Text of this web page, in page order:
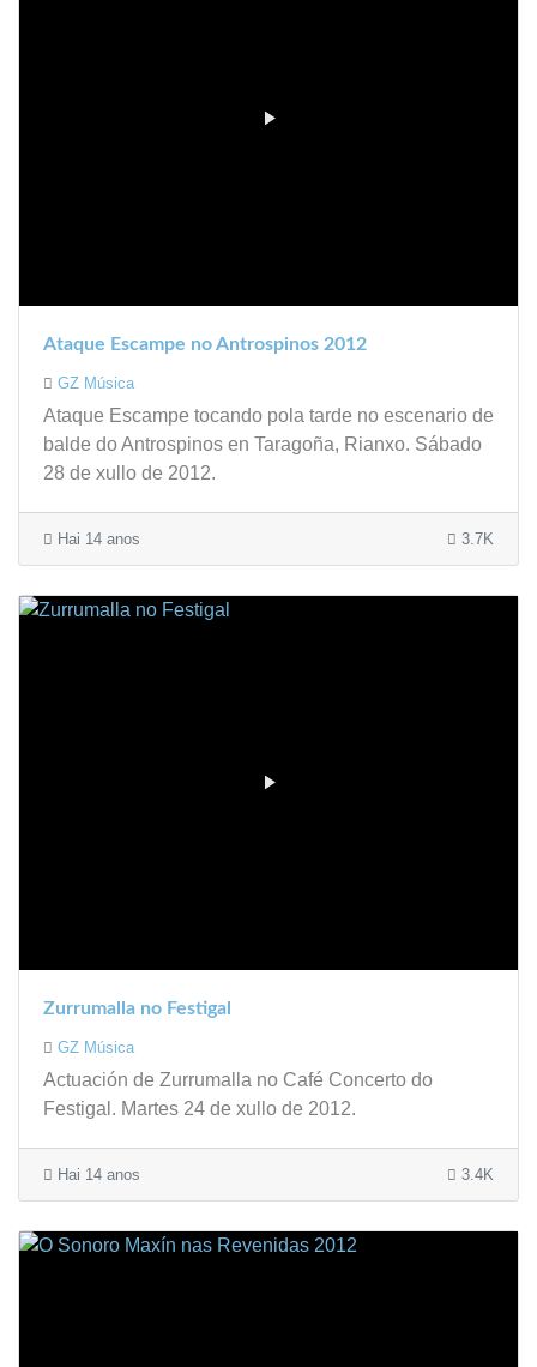
Ataque Escampe no Antrospinos 2012
GZ Música
Ataque Escampe tocando pola tarde no escenario de
balde do Antrospinos en Taragoña, Rianxo. Sábado
28 de xullo de 2012.
Hai 14 anos 3.7K
Zurrumalla no Festigal
GZ Música
Actuación de Zurrumalla no Café Concerto do
Festigal. Martes 24 de xullo de 2012.
Hai 14 anos 3.4K